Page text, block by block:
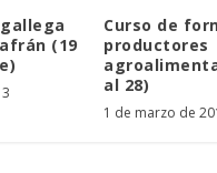
(19
Curso de
productores
al 28)
1 de marzo de